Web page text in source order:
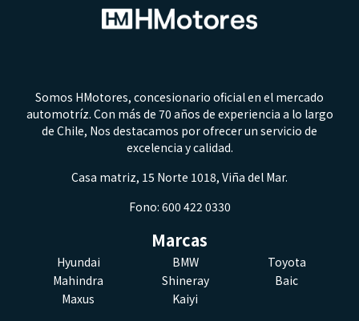
Somos HMotores, concesionario oficial en el mercado
automotríz. Con más de 70 años de experiencia a lo largo
de Chile, Nos destacamos por ofrecer un servicio de
excelencia y calidad.
Casa matriz, 15 Norte 1018, Viña del Mar.
Fono: 600 422 0330
Marcas
Hyundai BMW
Toyota
Mahindra
Shineray
Baic
Maxus
Kaiyi